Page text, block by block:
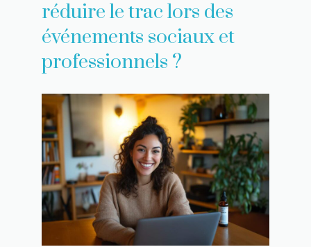
réduire le trac lors des
événements sociaux et
professionnels ?